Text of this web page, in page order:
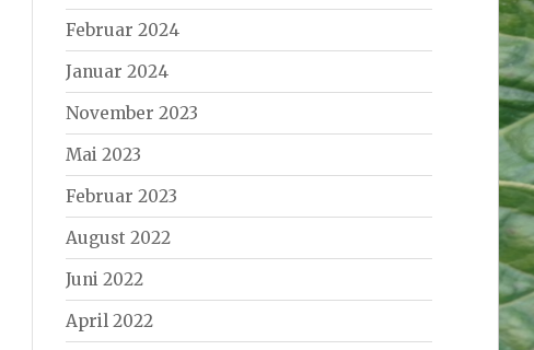
Februar 2024
Januar 2024
November 2023
Mai 2023
Februar 2023
August 2022
Juni 2022
April 2022